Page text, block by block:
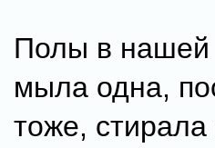
Полы в нашей
мыла одна,
тоже,